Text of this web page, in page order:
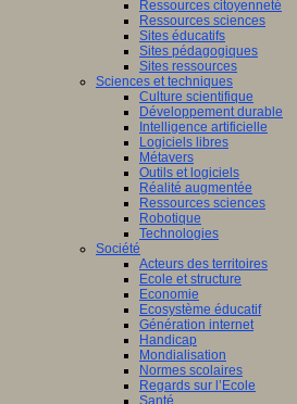
Ressources citoyenneté
Ressources sciences
Sites éducatifs
Sites pédagogiques
Sites ressources
Sciences et techniques
Culture scientifique
Développement durable
Intelligence artificielle
Logiciels libres
Métavers
Outils et logiciels
Réalité augmentée
Ressources sciences
Robotique
Technologies
Société
Acteurs des territoires
Ecole et structure
Economie
Ecosystème éducatif
Génération internet
Handicap
Mondialisation
Normes scolaires
Regards sur l’Ecole
Santé